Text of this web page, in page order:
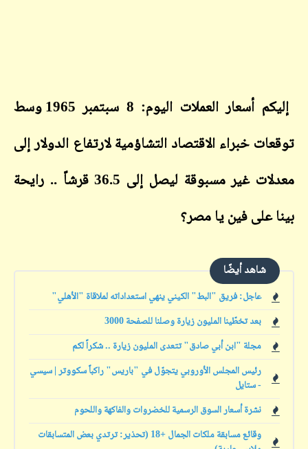
إليكم أسعار العملات اليوم: 8 سبتمبر 1965 وسط
توقعات خبراء الاقتصاد التشاؤمية لارتفاع الدولار إلى
معدلات غير مسبوقة ليصل إلى 36.5 قرشاً .. رايحة
بينا على فين يا مصر؟
شاهد أيضًا
عاجل: فريق "البط" الكيني ينهي استعداداته لملاقاة "الأهلي"
بعد تخطّينا المليون زيارة وصلنا للصفحة 3000
مجلة "ابن أبي صادق" تتعدى المليون زيارة .. شكراً لكم
رئيس المجلس الأوروبي يتجوّل في "باريس" راكباً سكووتر | سيسي
- ستايل
نشرة أسعار السوق الرسمية للخضروات والفاكهة واللحوم
وقائع مسابقة ملكات الجمال +18 (تحذير: ترتدي بعض المتسابقات